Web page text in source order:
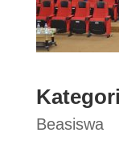
Beasiswa